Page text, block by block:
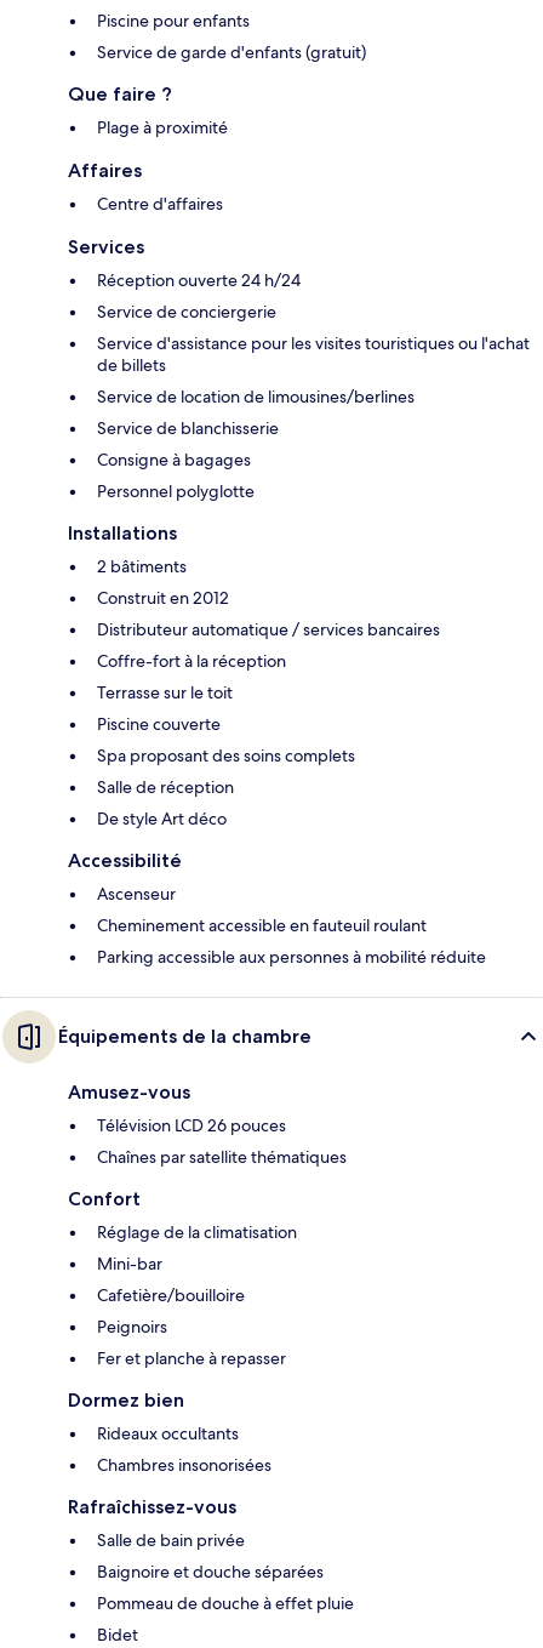
Piscine pour enfants
Service de garde d'enfants (gratuit)
Que faire ?
Plage à proximité
Affaires
Centre d'affaires
Services
Réception ouverte 24 h/24
Service de conciergerie
Service d'assistance pour les visites touristiques ou l'achat
de billets
Service de location de limousines/berlines
Service de blanchisserie
Consigne à bagages
Personnel polyglotte
Installations
2 bâtiments
Construit en 2012
Distributeur automatique / services bancaires
Coffre-fort à la réception
Terrasse sur le toit
Piscine couverte
Spa proposant des soins complets
Salle de réception
De style Art déco
Accessibilité
Ascenseur
Cheminement accessible en fauteuil roulant
Parking accessible aux personnes à mobilité réduite
Équipements de la chambre
Amusez-vous
Télévision LCD 26 pouces
Chaînes par satellite thématiques
Confort
Réglage de la climatisation
Mini-bar
Cafetière/bouilloire
Peignoirs
Fer et planche à repasser
Dormez bien
Rideaux occultants
Chambres insonorisées
Rafraîchissez-vous
Salle de bain privée
Baignoire et douche séparées
Pommeau de douche à effet pluie
Bidet